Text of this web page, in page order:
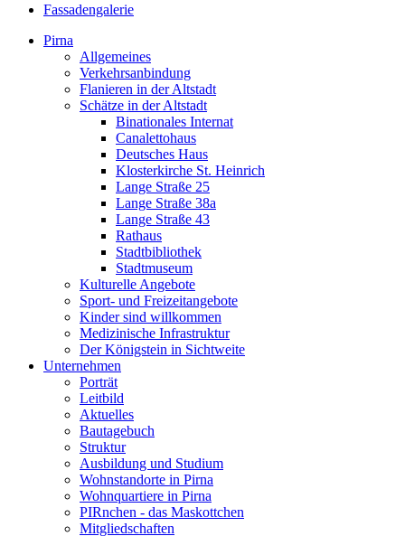
Fassadengalerie
Pirna
Allgemeines
Verkehrsanbindung
Flanieren in der Altstadt
Schätze in der Altstadt
Binationales Internat
Canalettohaus
Deutsches Haus
Klosterkirche St. Heinrich
Lange Straße 25
Lange Straße 38a
Lange Straße 43
Rathaus
Stadtbibliothek
Stadtmuseum
Kulturelle Angebote
Sport- und Freizeitangebote
Kinder sind willkommen
Medizinische Infrastruktur
Der Königstein in Sichtweite
Unternehmen
Porträt
Leitbild
Aktuelles
Bautagebuch
Struktur
Ausbildung und Studium
Wohnstandorte in Pirna
Wohnquartiere in Pirna
PIRnchen - das Maskottchen
Mitgliedschaften